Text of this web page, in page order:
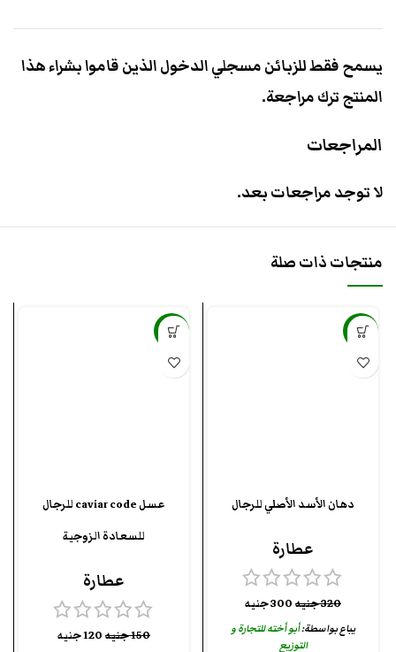
المراجعات
لا توجد مراجعات بعد.
يسمح فقط للزبائن مسجلي الدخول الذين قاموا بشراء هذا
المنتج ترك مراجعة.
منتجات ذات صلة
-6%
دهان الأسد الأصلي للرجال
عطارة
320جنيه 300جنيه
يباع بواسطة:أبو أخته للتجارة و
التوزيع
-20%
عسل caviar code للرجال
للسعادة الزوجية
عطارة
150جنيه 120جنيه